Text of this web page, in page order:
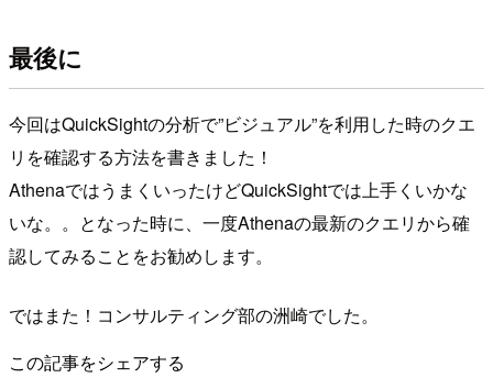
最後に
今回はQuickSightの分析で”ビジュアル”を利用した時のクエ
リを確認する方法を書きました！
AthenaではうまくいったけどQuickSightでは上手くいかな
いな。。となった時に、一度Athenaの最新のクエリから確
認してみることをお勧めします。
ではまた！コンサルティング部の洲崎でした。
この記事をシェアする